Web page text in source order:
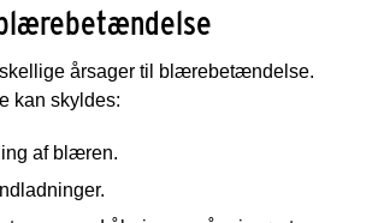
årsager til blærebetændelse.
kan skyldes:
af blæren.